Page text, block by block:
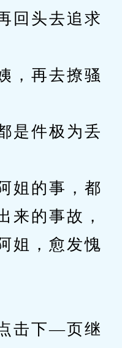
回头去追求
再去撩骚
件极为丢
的事，都
来的事故，
姐，愈发愧
击下—页继